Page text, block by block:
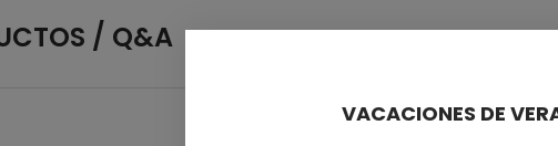
/ Q&A
VACACIONES DE